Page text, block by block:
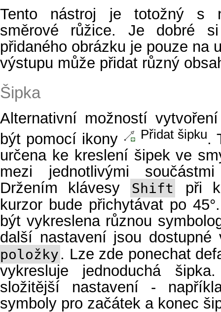
Tento nástroj je totožný s
směrové růžice. Je dobré
přidaného obrázku je pouze na
výstupu může přidat různý
Šipka
Alternativní možností
být pomocí ikony
Přidat šipku.
určena ke kreslení šipek ve
mezi jednotlivými
Držením klávesy
Shift
při
kurzor bude přichytávat po
být vykreslena různou
další nastavení jsou
položky. Lze zde ponechat
vykresluje jednoduchá
složitější nastavení -
symboly pro začátek a konec